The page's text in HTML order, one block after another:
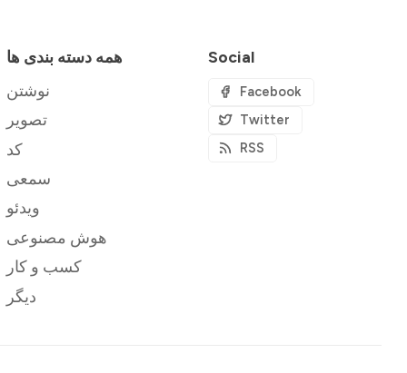
همه دسته بندی ها
نوشتن
تصویر
کد
سمعی
ویدئو
هوش مصنوعی
کسب و کار
دیگر
Social
Facebook
Twitter
RSS